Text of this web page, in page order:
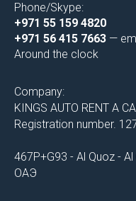
Phone/Skype:
+971 55 159 4820
+971 56 415 7663 —
Around the clock
Company:
KINGS AUTO RENT A
Registration number.
467P+G93 - Al Quoz -
ОАЭ